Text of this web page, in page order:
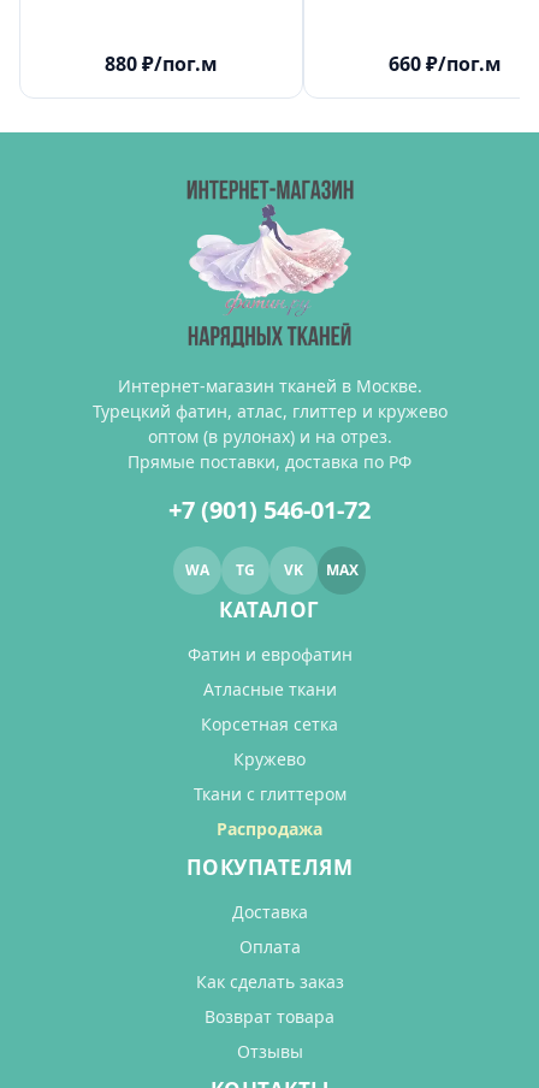
880₽/пог.м 660₽/пог.м
Интернет-магазин тканей в Москве.
Турецкий фатин, атлас, глиттер и кружево
оптом (в рулонах) и на отрез.
Прямые поставки, доставка по РФ
+7 (901) 546-01-72
WA TG VK MAX
КАТАЛОГ
Фатин и еврофатин
Атласные ткани
Корсетная сетка
Кружево
Ткани с глиттером
Распродажа
ПОКУПАТЕЛЯМ
Доставка
Оплата
Как сделать заказ
Возврат товара
Отзывы